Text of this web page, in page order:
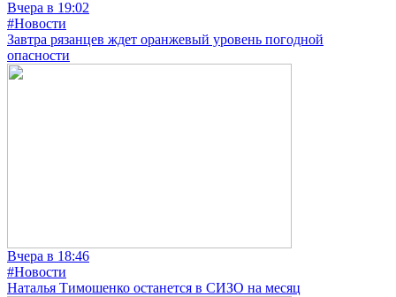
Вчера в 19:02
#Новости
Завтра рязанцев ждет оранжевый уровень погодной
опасности
Вчера в 18:46
#Новости
Наталья Тимошенко останется в СИЗО на месяц